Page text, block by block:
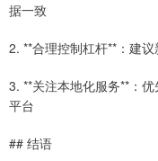
据一致
2. **合理控制杠杆**：建
3. **关注本地化服务**：
平台
## 结语